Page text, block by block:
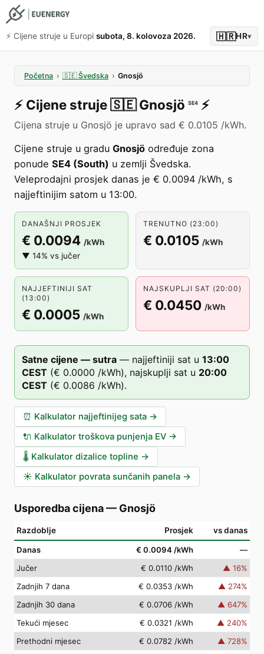
⚡️ Cijene struje u Europi subota, 8. kolovoza 2026. 🇭🇷HR▾
Početna › 🇸🇪 Švedska › Gnosjö
⚡️ Cijene struje🇸🇪 Gnosjö SE4 ⚡️
Cijena struje u Gnosjö je upravo sad € 0.0105 /kWh.
Cijene struje u gradu Gnosjö određuje zona
ponude SE4 (South) u zemlji Švedska.
Veleprodajni prosjek danas je € 0.0094 /kWh, s
najjeftinijim satom u 13:00.
DANAŠNJI PROSJEK
€ 0.0094 /kWh
▼ 14% vs jučer
TRENUTNO (23:00)
€ 0.0105 /kWh
NAJJEFTINIJI SAT
(13:00)
€ 0.0005 /kWh
NAJSKUPLJI SAT (20:00)
€ 0.0450 /kWh
Satne cijene — sutra — najjeftiniji sat u 13:00
CEST (€ 0.0000 /kWh), najskuplji sat u 20:00
CEST (€ 0.0086 /kWh).
⏰ Kalkulator najjeftinijeg sata →
🔌 Kalkulator troškova punjenja EV →
🌡️ Kalkulator dizalice topline →
☀️ Kalkulator povrata sunčanih panela →
Usporedba cijena— Gnosjö
Razdoblje Prosjek vs danas
Danas € 0.0094 /kWh
—
Jučer
€ 0.0110 /kWh ▲ 16%
Zadnjih 7 dana
€ 0.0353 /kWh ▲ 274%
Zadnjih 30 dana
€ 0.0706 /kWh ▲ 647%
Tekući mjesec
€ 0.0321 /kWh ▲ 240%
Prethodni mjesec
€ 0.0782 /kWh ▲ 728%